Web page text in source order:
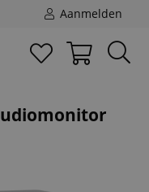
Aanmelden